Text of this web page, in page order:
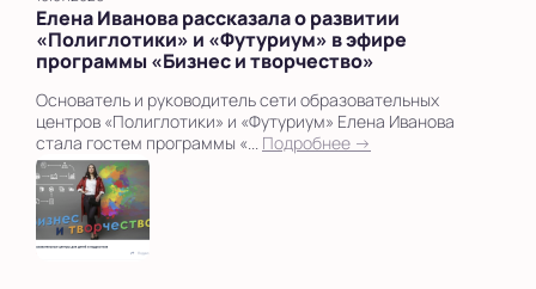
Елена Иванова рассказала о развитии
«Полиглотики» и «Футуриум» в эфире
программы «Бизнес и творчество»
Основатель и руководитель сети образовательных
центров «Полиглотики» и «Футуриум» Елена Иванова
стала гостем программы «... Подробнее →